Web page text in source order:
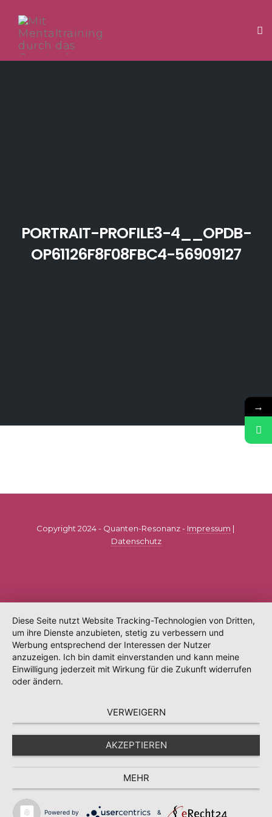
PORTRAIT-PROFILE3-4__OPDB-
OP61126F8F08FBC4-56909127
Copyright 2024 - Quanten-Resonanz - Impressum |
Datenschutz
→
Diese Seite nutzt Website Tracking-Technologien von Dritten,
um ihre Dienste anzubieten, stetig zu verbessern und
Werbung entsprechend der Interessen der Nutzer
anzuzeigen. Ich bin damit einverstanden und kann meine
Einwilligung jederzeit mit Wirkung für die Zukunft widerrufen
oder ändern.
VERWEIGERN
AKZEPTIEREN
MEHR
Powered by &